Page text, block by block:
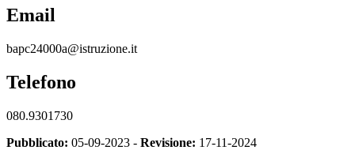
Email
bapc24000a@istruzione.it
Telefono
080.9301730
Pubblicato: 05-09-2023 - Revisione: 17-11-2024